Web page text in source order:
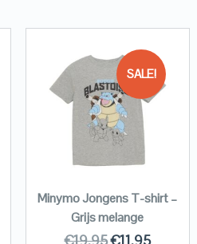
SALE!
Minymo Jongens T-shirt –
Grijs melange
€19.95€11.95